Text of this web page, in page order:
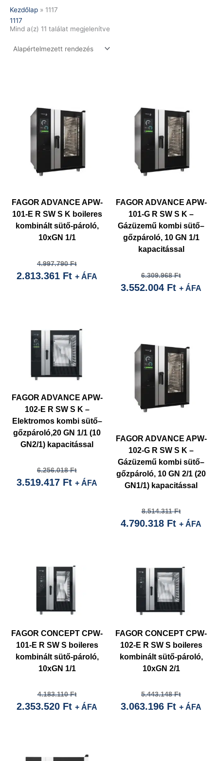
Kezdőlap » 1117
1117
Mind a(z) 11 találat megjelenítve
FAGOR ADVANCE APW-
101-E R SW S K boileres
kombinált sütő-pároló,
10xGN 1/1
4.997.790FtOriginal
price
2.813.361 Ft
Current
price
+ ÁFA
FAGOR ADVANCE APW-
101-G R SW S K –
Gázüzemű kombi sütő–
gőzpároló, 10 GN 1/1
kapacitással
6.309.968FtOriginal
price
3.552.004 Ft
Current
price
+ ÁFA
FAGOR ADVANCE APW-
102-E R SW S K –
Elektromos kombi sütő–
gőzpároló,20 GN 1/1 (10
GN2/1) kapacitással
6.256.018FtOriginal
price
3.519.417 Ft
Current
price
+ ÁFA
FAGOR ADVANCE APW-
102-G R SW S K –
Gázüzemű kombi sütő–
gőzpároló, 10 GN 2/1 (20
GN1/1) kapacitással
8.514.311FtOriginal
price
4.790.318 Ft
Current
price
+ ÁFA
FAGOR CONCEPT CPW-
101-E R SW S boileres
kombinált sütő-pároló,
10xGN 1/1
4.183.110FtOriginal
price
2.353.520 Ft
Current
price
+ ÁFA
FAGOR CONCEPT CPW-
102-E R SW S boileres
kombinált sütő-pároló,
10xGN 2/1
5.443.148FtOriginal
price
3.063.196 Ft
Current
price
+ ÁFA